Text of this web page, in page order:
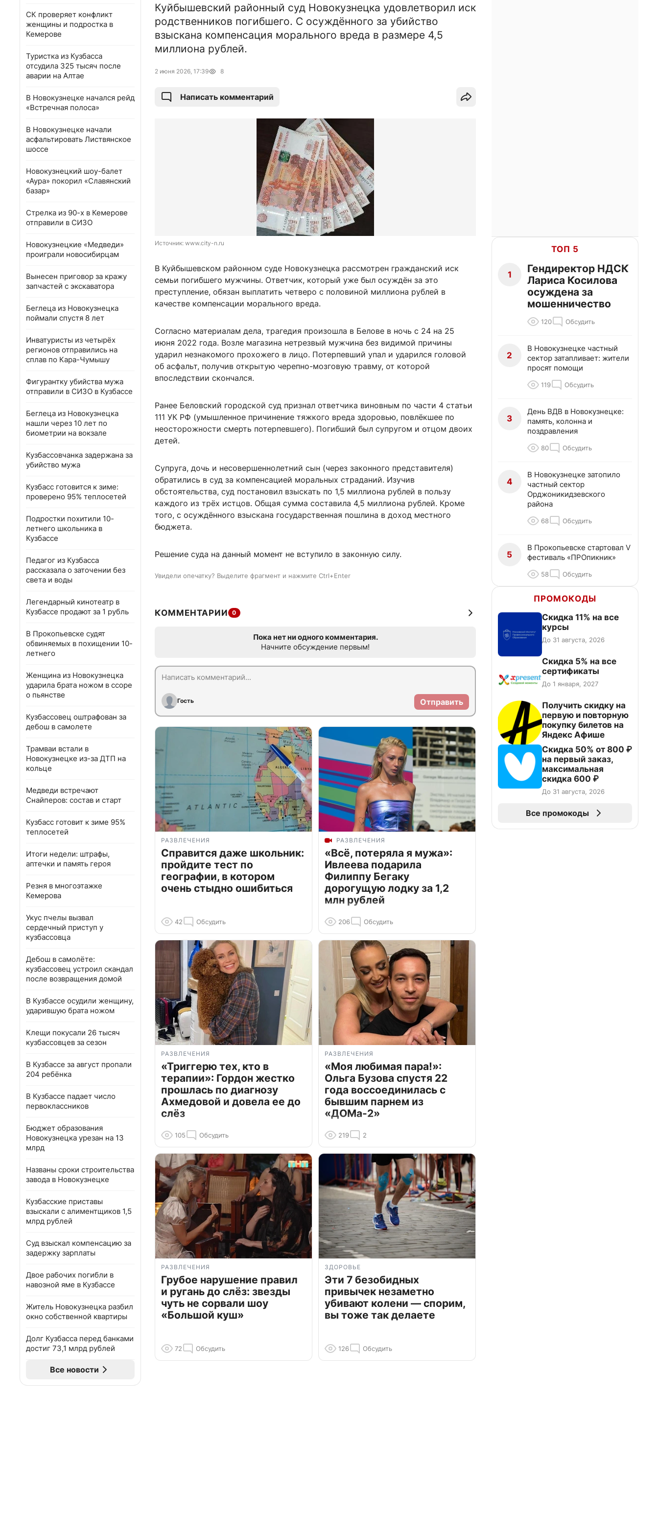
СК проверяет конфликт
женщины и подростка в
Кемерове
Туристка из Кузбасса
отсудила 325 тысяч после
аварии на Алтае
В Новокузнецке начался рейд
«Встречная полоса»
В Новокузнецке начали
асфальтировать Листвянское
шоссе
Новокузнецкий шоу-балет
«Аура» покорил «Славянский
базар»
Стрелка из 90-х в Кемерове
отправили в СИЗО
Новокузнецкие «Медведи»
проиграли новосибирцам
Вынесен приговор за кражу
запчастей с экскаватора
Беглеца из Новокузнецка
поймали спустя 8 лет
Инватуристы из четырёх
регионов отправились на
сплав по Кара-Чумышу
Фигурантку убийства мужа
отправили в СИЗО в Кузбассе
Беглеца из Новокузнецка
нашли через 10 лет по
биометрии на вокзале
Кузбассовчанка задержана за
убийство мужа
Кузбасс готовится к зиме:
проверено 95% теплосетей
Подростки похитили 10-
летнего школьника в
Кузбассе
Педагог из Кузбасса
рассказала о заточении без
света и воды
Легендарный кинотеатр в
Кузбассе продают за 1 рубль
В Прокопьевске судят
обвиняемых в похищении 10-
летнего
Женщина из Новокузнецка
ударила брата ножом в ссоре
о пьянстве
Кузбассовец оштрафован за
дебош в самолете
Трамваи встали в
Новокузнецке из-за ДТП на
кольце
Медведи встречают
Снайперов: состав и старт
Кузбасс готовит к зиме 95%
теплосетей
Итоги недели: штрафы,
аптечки и память героя
Резня в многоэтажке
Кемерова
Укус пчелы вызвал
сердечный приступ у
кузбассовца
Дебош в самолёте:
кузбассовец устроил скандал
после возвращения домой
В Кузбассе осудили женщину,
ударившую брата ножом
Клещи покусали 26 тысяч
кузбассовцев за сезон
В Кузбассе за август пропали
204 ребёнка
В Кузбассе падает число
первоклассников
Бюджет образования
Новокузнецка урезан на 13
млрд
Названы сроки строительства
завода в Новокузнецке
Кузбасские приставы
взыскали с алиментщиков 1,5
млрд рублей
Суд взыскал компенсацию за
задержку зарплаты
Двое рабочих погибли в
навозной яме в Кузбассе
Житель Новокузнецка разбил
окно собственной квартиры
Долг Кузбасса перед банками
достиг 73,1 млрд рублей
Все новости
Куйбышевский районный суд Новокузнецка удовлетворил иск
родственников погибшего. С осуждённого за убийство
взыскана компенсация морального вреда в размере 4,5
миллиона рублей.
2 июня 2026, 17:39 8
Написать комментарий
Источник: www.city-n.ru
В Куйбышевском районном суде Новокузнецка рассмотрен гражданский иск
семьи погибшего мужчины. Ответчик, который уже был осуждён за это
преступление, обязан выплатить четверо с половиной миллиона рублей в
качестве компенсации морального вреда.
Согласно материалам дела, трагедия произошла в Белове в ночь с 24 на 25
июня 2022 года. Возле магазина нетрезвый мужчина без видимой причины
ударил незнакомого прохожего в лицо. Потерпевший упал и ударился головой
об асфальт, получив открытую черепно-мозговую травму, от которой
впоследствии скончался.
Ранее Беловский городской суд признал ответчика виновным по части 4 статьи
111 УК РФ (умышленное причинение тяжкого вреда здоровью, повлёкшее по
неосторожности смерть потерпевшего). Погибший был супругом и отцом двоих
детей.
Супруга, дочь и несовершеннолетний сын (через законного представителя)
обратились в суд за компенсацией моральных страданий. Изучив
обстоятельства, суд постановил взыскать по 1,5 миллиона рублей в пользу
каждого из трёх истцов. Общая сумма составила 4,5 миллиона рублей. Кроме
того, с осуждённого взыскана государственная пошлина в доход местного
бюджета.
Решение суда на данный момент не вступило в законную силу.
Увидели опечатку? Выделите фрагмент и нажмите Ctrl+Enter
КОММЕНТАРИИ 0
Пока нет ни одного комментария.
Начните обсуждение первым!
Гость Отправить
РАЗВЛЕЧЕНИЯ
Справится даже школьник:
пройдите тест по
географии, в котором
очень стыдно ошибиться
42 Обсудить
РАЗВЛЕЧЕНИЯ
«Всё, потеряла я мужа»:
Ивлеева подарила
Филиппу Бегаку
дорогущую лодку за 1,2
млн рублей
206 Обсудить
РАЗВЛЕЧЕНИЯ
«Триггерю тех, кто в
терапии»: Гордон жестко
прошлась по диагнозу
Ахмедовой и довела ее до
слёз
105 Обсудить
РАЗВЛЕЧЕНИЯ
«Моя любимая пара!»:
Ольга Бузова спустя 22
года воссоединилась с
бывшим парнем из
«ДОМа-2»
219 2
РАЗВЛЕЧЕНИЯ
Грубое нарушение правил
и ругань до слёз: звезды
чуть не сорвали шоу
«Большой куш»
72 Обсудить
ЗДОРОВЬЕ
Эти 7 безобидных
привычек незаметно
убивают колени — спорим,
вы тоже так делаете
126 Обсудить
ТОП 5
1
Гендиректор НДСК
Лариса Косилова
осуждена за
мошенничество
120 Обсудить
2
В Новокузнецке частный
сектор затапливает: жители
просят помощи
119 Обсудить
3
День ВДВ в Новокузнецке:
память, колонна и
поздравления
80 Обсудить
4
В Новокузнецке затопило
частный сектор
Орджоникидзевского
района
68 Обсудить
5
В Прокопьевске стартовал V
фестиваль «ПРОпикник»
58 Обсудить
ПРОМОКОДЫ
Скидка 11% на все
курсы
До 31 августа, 2026
Скидка 5% на все
сертификаты
До 1 января, 2027
Получить скидку на
первую и повторную
покупку билетов на
Яндекс Афише
Скидка 50% от 800 ₽
на первый заказ,
максимальная
скидка 600 ₽
До 31 августа, 2026
Все промокоды